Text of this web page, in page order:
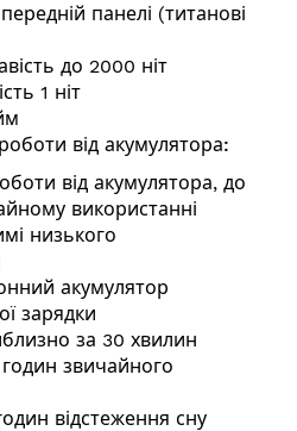
панелі (титанові
до 2000 ніт
1 ніт
від акумулятора:
від акумулятора, до
використанні
низького
акумулятор
зарядки
за 30 хвилин
звичайного
відстеження сну